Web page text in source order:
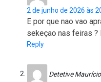
2 de junho de 2026 às
E por que nao vao
sekeçao nas feiras ?
Reply
Detetive